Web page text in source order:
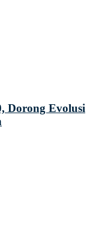
Dorong Evolusi